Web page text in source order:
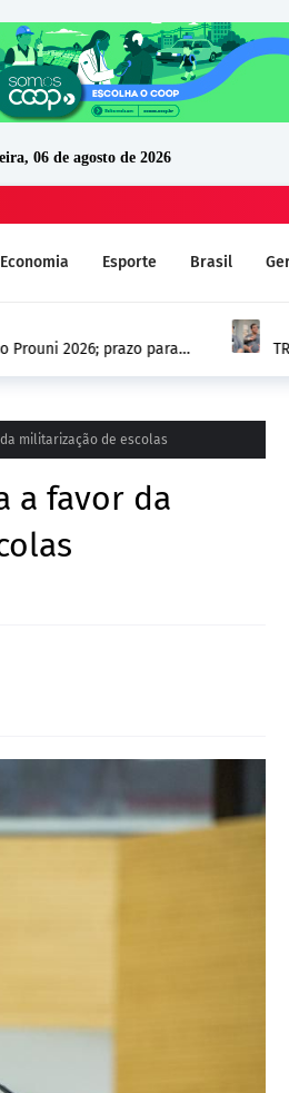
06 de agosto de 2026
Economia Esporte Brasil
TRE-RO confirma por
militarização de escolas
a favor da